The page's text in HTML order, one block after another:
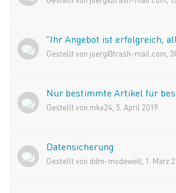
"Ihr Angebot ist erfolgreich,
Gestellt von joerg@trash-mail.com,
Nur bestimmte Artikel für
Gestellt von mkv24, 5. April 2019
Datensicherung
Gestellt von ddm-modewelt, 1. März